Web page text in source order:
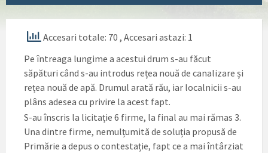
Accesari totale: 70 , Accesari astazi: 1
Pe întreaga lungime a acestui drum s-au făcut
săpături când s-au introdus rețea nouă de canalizare și
rețea nouă de apă. Drumul arată rău, iar localnicii s-au
plâns adesea cu privire la acest fapt.
S-au înscris la licitație 6 firme, la final au mai rămas 3.
Una dintre firme, nemulțumită de soluția propusă de
Primărie a depus o contestație, fapt ce a mai întârziat